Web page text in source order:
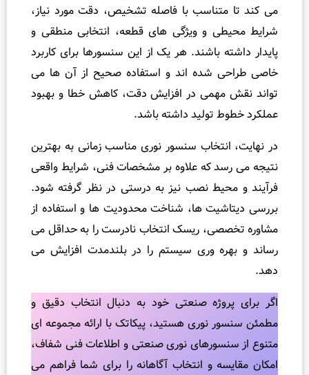
با فاصله تشخیص، دقت مورد نیاز،
و ویژگی‌ های قطعه، انتخابی منطقی و
باشند. هر یک از این سنسورها برای کاربرد
شده‌ اند و استفاده صحیح از آن‌ ها می‌
در افزایش دقت، کاهش خطا و بهبود
تولید داشته باشد.
سنسور نوری مناسب زمانی به بهترین
که علاوه بر مشخصات فنی، شرایط واقعی
نصب نیز به‌ درستی در نظر گرفته شود.
ها، شناخت محدودیت‌ ها و استفاده از
ریسک انتخاب نادرست را به حداقل می‌
وری سیستم را در بلندمدت افزایش می‌
صنعتی خود به دنبال انتخاب دقیق و
نوری هستید، پیکاتک با ارائه مجموعه‌ ای
نوری صنعتی و اطلاعات فنی شفاف،
و انتخاب آگاهانه را برای شما فراهم می‌